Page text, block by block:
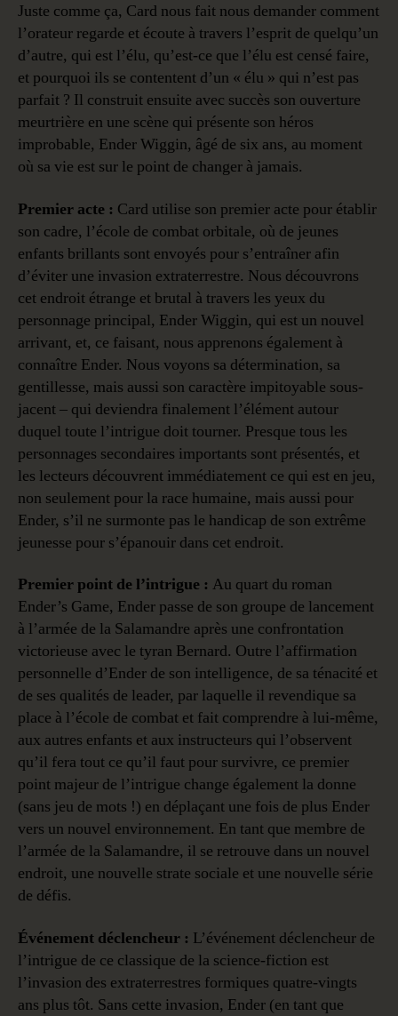
Juste comme ça, Card nous fait nous demander comment
l’orateur regarde et écoute à travers l’esprit de quelqu’un
d’autre, qui est l’élu, qu’est-ce que l’élu est censé faire,
et pourquoi ils se contentent d’un « élu » qui n’est pas
parfait ? Il construit ensuite avec succès son ouverture
meurtrière en une scène qui présente son héros
improbable, Ender Wiggin, âgé de six ans, au moment
où sa vie est sur le point de changer à jamais.
Premier acte : Card utilise son premier acte pour établir
son cadre, l’école de combat orbitale, où de jeunes
enfants brillants sont envoyés pour s’entraîner afin
d’éviter une invasion extraterrestre. Nous découvrons
cet endroit étrange et brutal à travers les yeux du
personnage principal, Ender Wiggin, qui est un nouvel
arrivant, et, ce faisant, nous apprenons également à
connaître Ender. Nous voyons sa détermination, sa
gentillesse, mais aussi son caractère impitoyable sous-
jacent – qui deviendra finalement l’élément autour
duquel toute l’intrigue doit tourner. Presque tous les
personnages secondaires importants sont présentés, et
les lecteurs découvrent immédiatement ce qui est en jeu,
non seulement pour la race humaine, mais aussi pour
Ender, s’il ne surmonte pas le handicap de son extrême
jeunesse pour s’épanouir dans cet endroit.
Premier point de l’intrigue : Au quart du roman
Ender’s Game, Ender passe de son groupe de lancement
à l’armée de la Salamandre après une confrontation
victorieuse avec le tyran Bernard. Outre l’affirmation
personnelle d’Ender de son intelligence, de sa ténacité et
de ses qualités de leader, par laquelle il revendique sa
place à l’école de combat et fait comprendre à lui-même,
aux autres enfants et aux instructeurs qui l’observent
qu’il fera tout ce qu’il faut pour survivre, ce premier
point majeur de l’intrigue change également la donne
(sans jeu de mots !) en déplaçant une fois de plus Ender
vers un nouvel environnement. En tant que membre de
l’armée de la Salamandre, il se retrouve dans un nouvel
endroit, une nouvelle strate sociale et une nouvelle série
de défis.
Événement déclencheur : L’événement déclencheur de
l’intrigue de ce classique de la science-fiction est
l’invasion des extraterrestres formiques quatre-vingts
ans plus tôt. Sans cette invasion, Ender (en tant que